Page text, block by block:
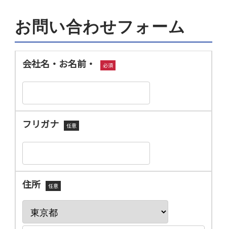
お問い合わせフォーム
会社名・お名前・ 必須
フリガナ 任意
住所 任意